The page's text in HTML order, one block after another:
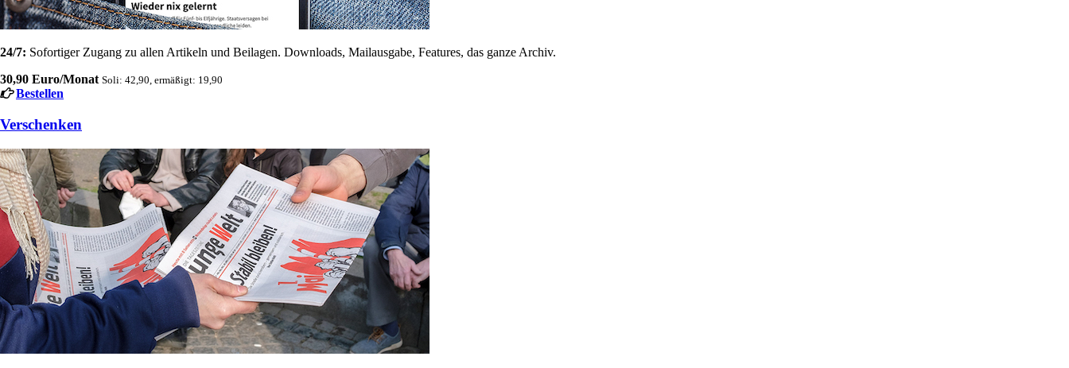
24/7: Sofortiger Zugang zu allen Artikeln und Beilagen. Downloads, Mailausgabe, Features, das ganze Archiv.
30,90 Euro/Monat Soli: 42,90, ermäßigt: 19,90
Bestellen
Verschenken